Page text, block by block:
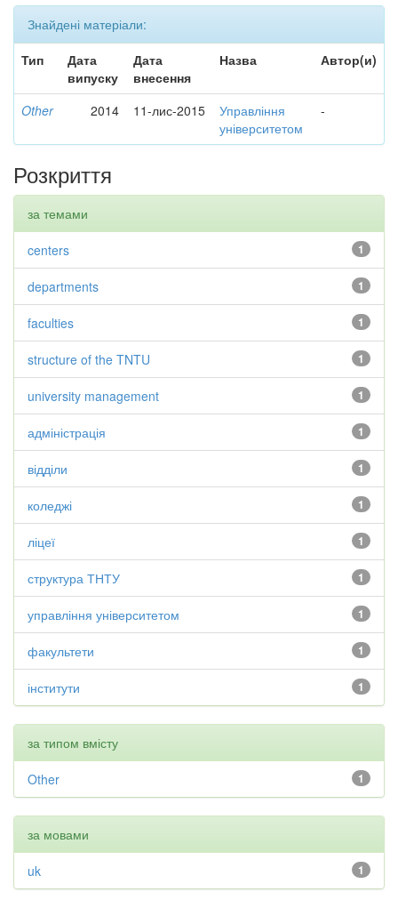
Знайдені матеріали:
Тип
Дата
випуску
Дата
внесення
Назва Автор(и)
Other 2014 11-лис-2015
Управління
університетом
-
Розкриття
за темами
1
centers
1
departments
1
faculties
1
structure of the TNTU
1
university management
1
адміністрація
1
відділи
1
коледжі
1
ліцеї
1
структура ТНТУ
1
управління університетом
1
факультети
1
інститути
за типом вмісту
1
Other
за мовами
1
uk